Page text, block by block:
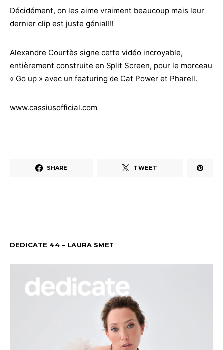
Décidément, on les aime vraiment beaucoup mais leur
dernier clip est juste génial!!!
Alexandre Courtès signe cette vidéo incroyable,
entièrement construite en Split Screen, pour le morceau
« Go up » avec un featuring de Cat Power et Pharell.
www.cassiusofficial.com
SHARE TWEET
DEDICATE 44 – LAURA SMET